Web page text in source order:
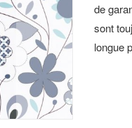
de
sont
longue